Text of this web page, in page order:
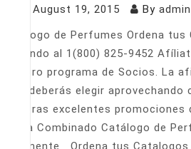
August 19, 2015 By admin
Catálogo de Perfumes Ordena tus
llamando al 1(800) 825-9452
nuestro programa de Socios. La
Sólo deberás elegir aprovechando
nuestras excelentes promociones
Venta Combinado Catálogo de
fácilmente Ordena tus Catalogos